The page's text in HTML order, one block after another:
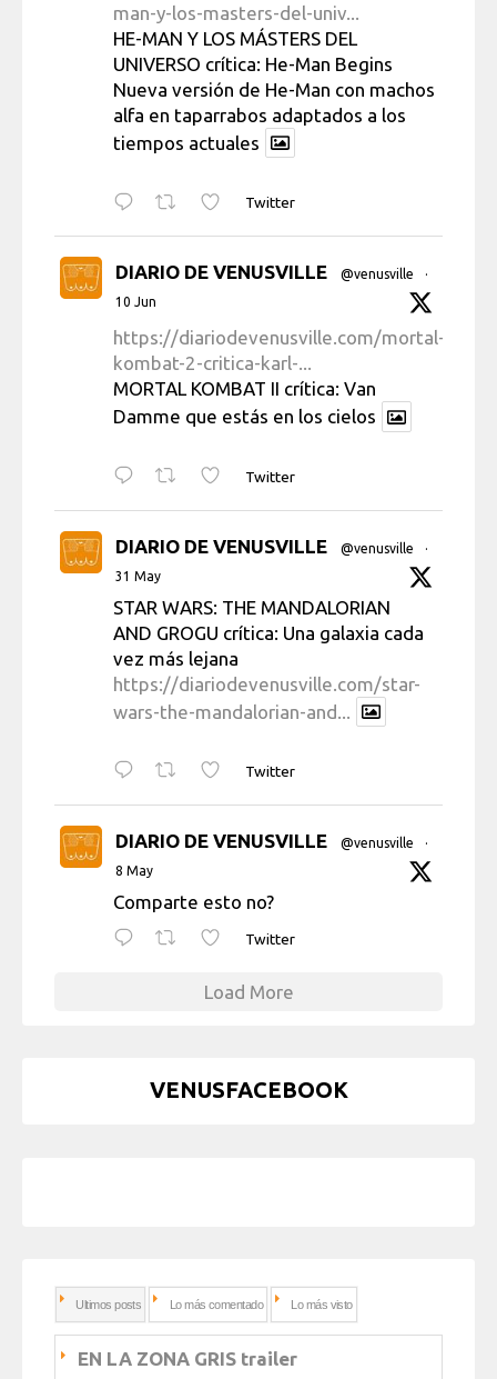
man-y-los-masters-del-univ...
HE-MAN Y LOS MÁSTERS DEL
UNIVERSO crítica: He-Man Begins
Nueva versión de He-Man con machos
alfa en taparrabos adaptados a los
tiempos actuales
Twitter
DIARIO DE VENUSVILLE @venusville
·
10 Jun
https://diariodevenusville.com/mortal-
kombat-2-critica-karl-...
MORTAL KOMBAT II crítica: Van
Damme que estás en los cielos
Twitter
DIARIO DE VENUSVILLE @venusville
·
31 May
STAR WARS: THE MANDALORIAN
AND GROGU crítica: Una galaxia cada
vez más lejana
https://diariodevenusville.com/star-
wars-the-mandalorian-and...
Twitter
DIARIO DE VENUSVILLE @venusville
·
8 May
Comparte esto no?
Twitter
Load More
VENUSFACEBOOK
Ultimos posts Lo más comentado Lo más visto
EN LA ZONA GRIS trailer